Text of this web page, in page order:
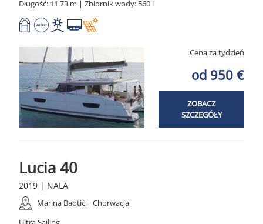
Długość: 11.73 m | Zbiornik wody: 560 l
Cena za tydzień
od 950 €
ZOBACZ
SZCZEGÓŁY
Lucia 40
2019 | NALA
Marina Baotić | Chorwacja